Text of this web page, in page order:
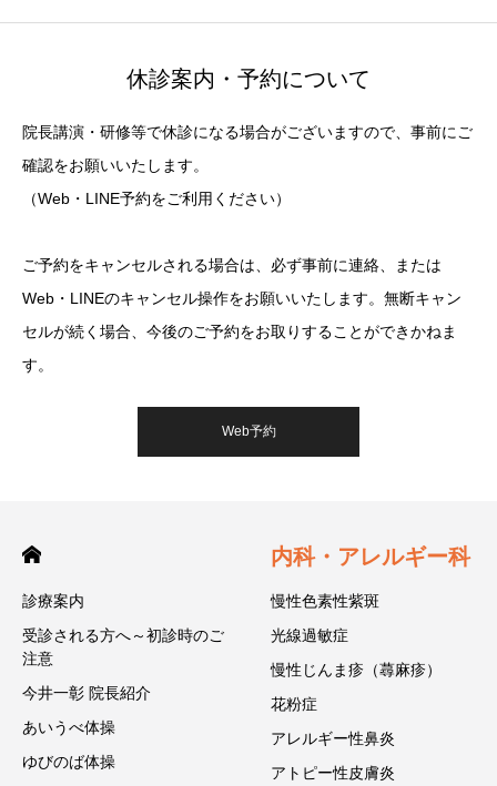
休診案内・予約について
院長講演・研修等で休診になる場合がございますので、事前にご
確認をお願いいたします。
（Web・LINE予約をご利用ください）
ご予約をキャンセルされる場合は、必ず事前に連絡、または
Web・LINEのキャンセル操作をお願いいたします。無断キャン
セルが続く場合、今後のご予約をお取りすることができかねま
す。
Web予約
診療案内
受診される方へ～初診時のご
注意
今井一彰 院長紹介
あいうべ体操
ゆびのば体操
内科・アレルギー科
慢性色素性紫斑
光線過敏症
慢性じんま疹（蕁麻疹）
花粉症
アレルギー性鼻炎
アトピー性皮膚炎